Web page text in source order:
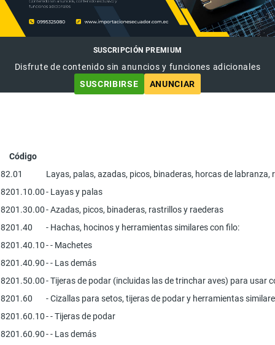
SUSCRIPCIÓN PREMIUM
Disfrute de contenido sin anuncios y funciones adicionales
SUSCRIBIRSE
ANUNCIAR
Código
82.01
Layas, palas, azadas, picos, binaderas, horcas de
8201.10.00- Layas y palas
8201.30.00- Azadas, picos, binaderas, rastrillos y raederas
8201.40
- Hachas, hocinos y herramientas similares con filo:
8201.40.10- - Machetes
8201.40.90- - Las demás
8201.50.00- Tijeras de podar (incluidas las de trinchar aves) para usar
8201.60
- Cizallas para setos, tijeras de podar y herramientas
8201.60.10- - Tijeras de podar
8201.60.90- - Las demás